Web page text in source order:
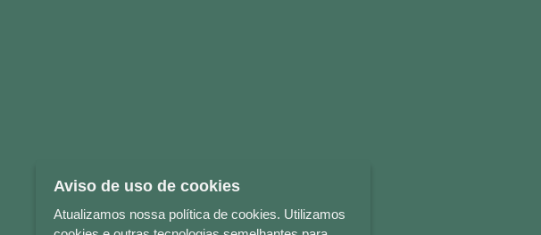
Aviso de uso de cookies
Atualizamos nossa política de cookies. Utilizamos